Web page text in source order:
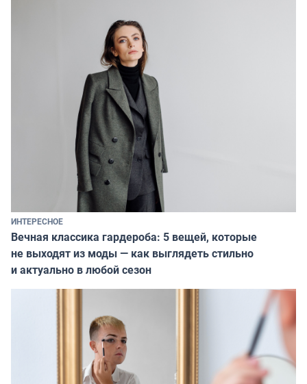
ИНТЕРЕСНОЕ
Вечная классика гардероба: 5 вещей, которые
не выходят из моды — как выглядеть стильно
и актуально в любой сезон